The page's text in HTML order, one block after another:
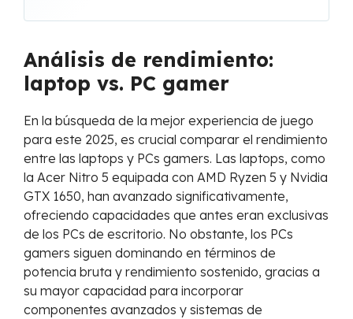
Análisis de rendimiento:
laptop vs. PC gamer
En la búsqueda de la mejor experiencia de juego
para este 2025, es crucial comparar el rendimiento
entre las laptops y PCs gamers. Las laptops, como
la Acer Nitro 5 equipada con AMD Ryzen 5 y Nvidia
GTX 1650, han avanzado significativamente,
ofreciendo capacidades que antes eran exclusivas
de los PCs de escritorio. No obstante, los PCs
gamers siguen dominando en términos de
potencia bruta y rendimiento sostenido, gracias a
su mayor capacidad para incorporar
componentes avanzados y sistemas de